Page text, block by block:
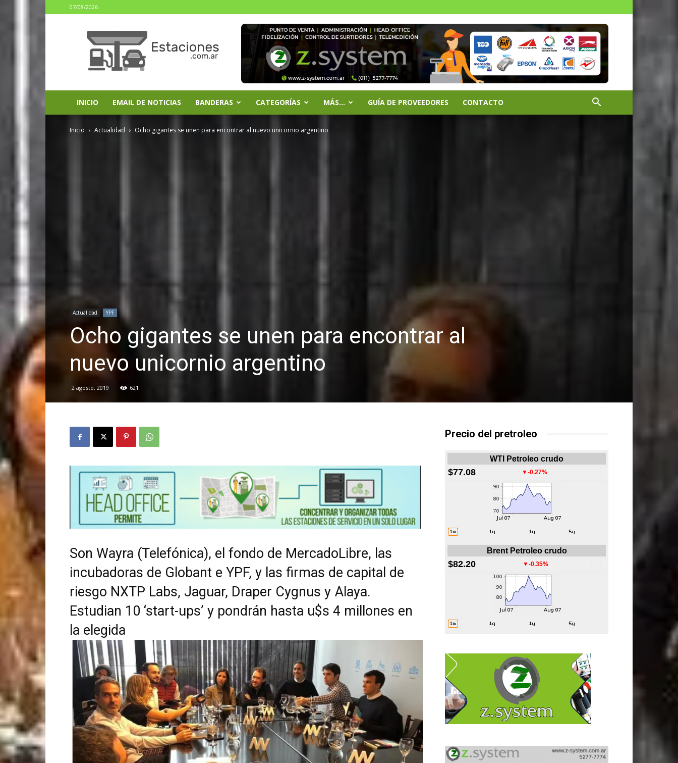
07/08/2026
INICIO EMAIL DE NOTICIAS BANDERAS CATEGORÍAS MÁS… GUÍA DE PROVEEDORES CONTACTO
Inicio Actualidad Ocho gigantes se unen para encontrar al nuevo unicornio argentino
Actualidad YPF
Ocho gigantes se unen para encontrar al
nuevo unicornio argentino
2 agosto, 2019 621
Son Wayra (Telefónica), el fondo de MercadoLibre, las
incubadoras de Globant e YPF, y las firmas de capital de
riesgo NXTP Labs, Jaguar, Draper Cygnus y Alaya.
Estudian 10 ‘start-ups’ y pondrán hasta u$s 4 millones en
la elegida
Precio del pretroleo
WTI Petroleo crudo
$77.08 ▼-0.27%
Brent Petroleo crudo
$82.20 ▼-0.35%